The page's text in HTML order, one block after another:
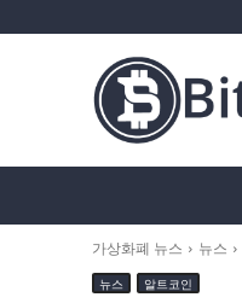
가상화폐 뉴스 뉴스
뉴스 알트코인